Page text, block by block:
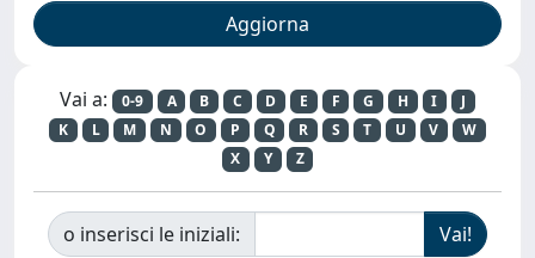
Vai a: 0-9 A B C D E F G H I
J
K
L M N O P Q R S T U V
W
X
Y Z
o inserisci le iniziali: